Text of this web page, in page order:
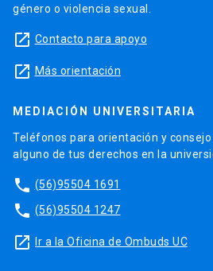
género o violencia sexual.
launch Contacto para apoyo
launch Más orientación
MEDIACIÓN UNIVERSITARIA
Teléfonos para orientación y
alguno de tus derechos en la
phone (56)95504 1691
phone (56)95504 1247
launch Ir a la Oficina de Ombuds UC